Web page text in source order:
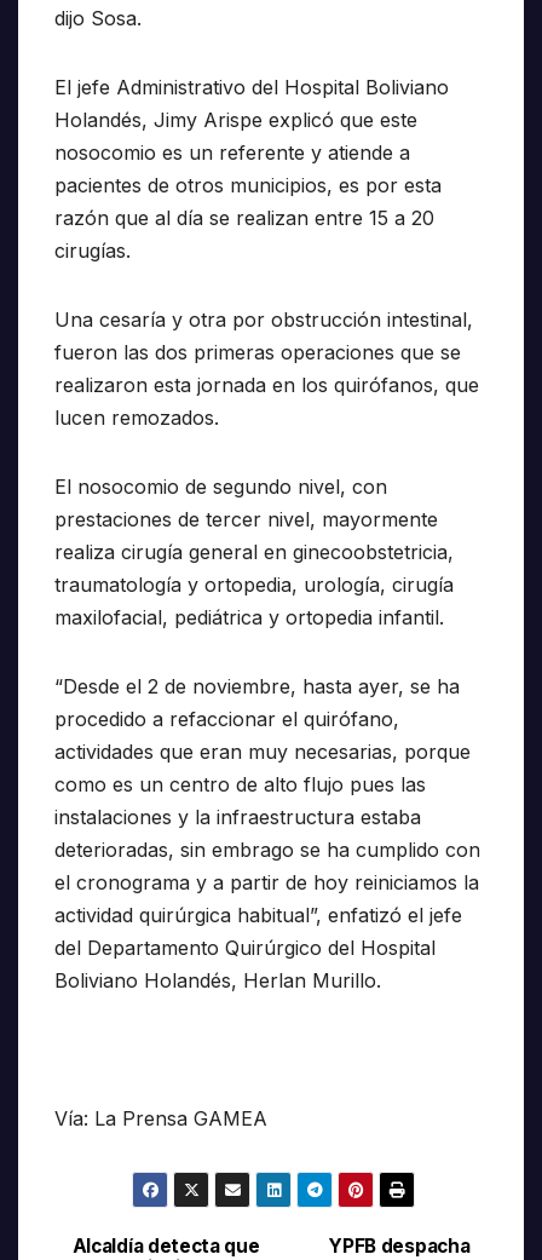
dijo Sosa.
El jefe Administrativo del Hospital Boliviano
Holandés, Jimy Arispe explicó que este
nosocomio es un referente y atiende a
pacientes de otros municipios, es por esta
razón que al día se realizan entre 15 a 20
cirugías.
Una cesaría y otra por obstrucción intestinal,
fueron las dos primeras operaciones que se
realizaron esta jornada en los quirófanos, que
lucen remozados.
El nosocomio de segundo nivel, con
prestaciones de tercer nivel, mayormente
realiza cirugía general en ginecoobstetricia,
traumatología y ortopedia, urología, cirugía
maxilofacial, pediátrica y ortopedia infantil.
“Desde el 2 de noviembre, hasta ayer, se ha
procedido a refaccionar el quirófano,
actividades que eran muy necesarias, porque
como es un centro de alto flujo pues las
instalaciones y la infraestructura estaba
deterioradas, sin embrago se ha cumplido con
el cronograma y a partir de hoy reiniciamos la
actividad quirúrgica habitual”, enfatizó el jefe
del Departamento Quirúrgico del Hospital
Boliviano Holandés, Herlan Murillo.
Vía: La Prensa GAMEA
YPFB despacha
Alcaldía detecta que